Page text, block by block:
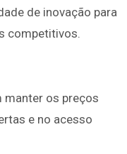
de inovação para
competitivos.
manter os preços
e no acesso